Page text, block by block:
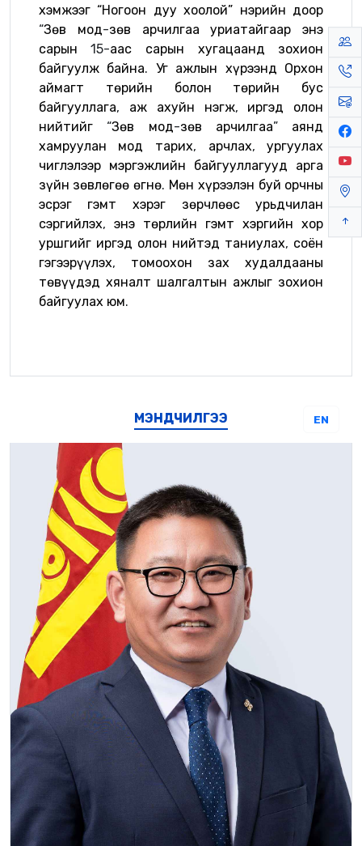
хэмжээг “Ногоон дуу хоолой” нэрийн доор
“Зөв мод-зөв арчилгаа уриатайгаар
энэ
сарын 15-аас сарын хугацаанд
зохион
байгуулж байна. Уг ажлын хүрээнд Орхон
аймагт
төрийн болон төрийн
бус
байгууллага, аж ахуйн нэгж, иргэд
олон
нийтийг“Зөв мод-зөв арчилгаа” аянд
хамруулан
мод тарих, арчлах,ургуулах
чиглэлээр
мэргэжлийн байгууллагууд
арга
зүйн зөвлөгөө өгнө. Мөн хүрээлэн буй орчны
эсрэг
гэмт хэрэг зөрчлөөс
урьдчилан
сэргийлэх, энэ төрлийн гэмт хэргийн
хор
уршгийг иргэд олон нийтэд таниулах, соён
гэгээрүүлэх, томоохон зах
худалдааны
төвүүдэд хяналт шалгалтын ажлыг зохион
байгуулах юм.
МЭНДЧИЛГЭЭ EN